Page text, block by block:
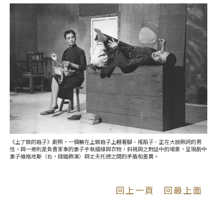
《上了鎖的箱子》劇照，一個躺在上鎖箱子上翹著腳、搖扇子、正在大放厥詞的男
性，與一旁則是負責家事的妻子手執縫線與衣物，斜視與之對話中的場景，呈現劇中
妻子維格地斯（右，錢璐飾演）與丈夫托德之間的矛盾和差異。
回上一頁 回最上面